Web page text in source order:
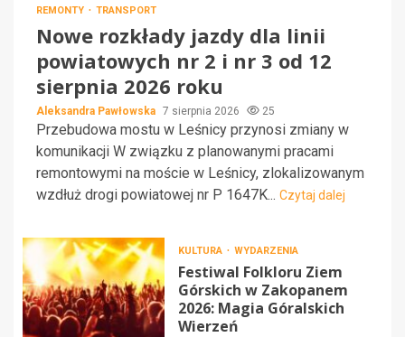
REMONTY TRANSPORT
Nowe rozkłady jazdy dla linii
powiatowych nr 2 i nr 3 od 12
sierpnia 2026 roku
Aleksandra Pawłowska 7 sierpnia 2026 25
Przebudowa mostu w Leśnicy przynosi zmiany w
komunikacji W związku z planowanymi pracami
remontowymi na moście w Leśnicy, zlokalizowanym
wzdłuż drogi powiatowej nr P 1647K... Czytaj dalej
KULTURA WYDARZENIA
Festiwal Folkloru Ziem
Górskich w Zakopanem
2026: Magia Góralskich
Wierzeń